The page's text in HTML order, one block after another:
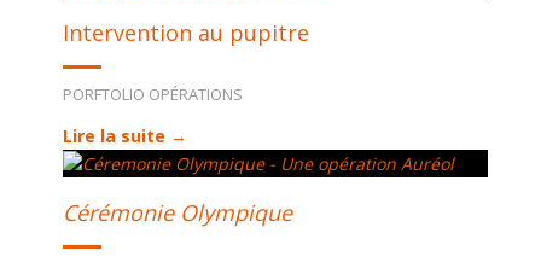
Intervention au pupitre
PORFTOLIO OPÉRATIONS
Lire la suite →
Cérémonie Olympique